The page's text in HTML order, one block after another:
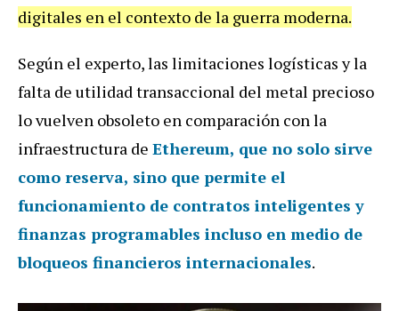
digitales en el contexto de la guerra moderna.
Según el experto, las limitaciones logísticas y la
falta de utilidad transaccional del metal precioso
lo vuelven obsoleto en comparación con la
infraestructura de Ethereum, que no solo sirve
como reserva, sino que permite el
funcionamiento de contratos inteligentes y
finanzas programables incluso en medio de
bloqueos financieros internacionales.